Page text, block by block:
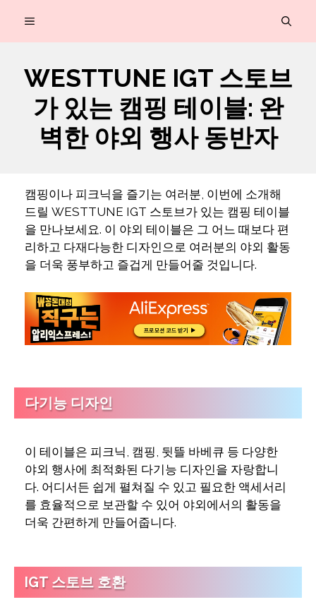
MENU
WESTTUNE IGT 스토브
가 있는 캠핑 테이블: 완
벽한 야외 행사 동반자
캠핑이나 피크닉을 즐기는 여러분, 이번에 소개해
드릴 WESTTUNE IGT 스토브가 있는 캠핑 테이블
을 만나보세요. 이 야외 테이블은 그 어느 때보다 편
리하고 다재다능한 디자인으로 여러분의 야외 활동
을 더욱 풍부하고 즐겁게 만들어줄 것입니다.
다기능 디자인
이 테이블은 피크닉, 캠핑, 뒷뜰 바베큐 등 다양한
야외 행사에 최적화된 다기능 디자인을 자랑합니
다. 어디서든 쉽게 펼쳐질 수 있고 필요한 액세서리
를 효율적으로 보관할 수 있어 야외에서의 활동을
더욱 간편하게 만들어줍니다.
IGT 스토브 호환